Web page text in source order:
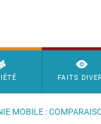
FAITS
MOBILE :